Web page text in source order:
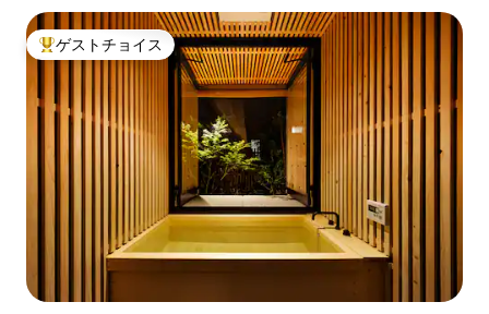
大好評のゲストチョイスです。
ゲストチョイス